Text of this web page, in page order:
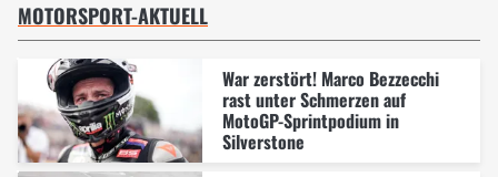
MOTORSPORT-AKTUELL
War zerstört! Marco Bezzecchi
rast unter Schmerzen auf
MotoGP-Sprintpodium in
Silverstone